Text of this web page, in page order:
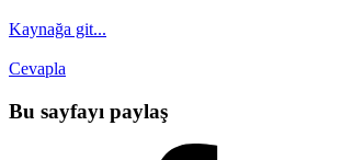
Kaynağa git...
Cevapla
Bu sayfayı paylaş